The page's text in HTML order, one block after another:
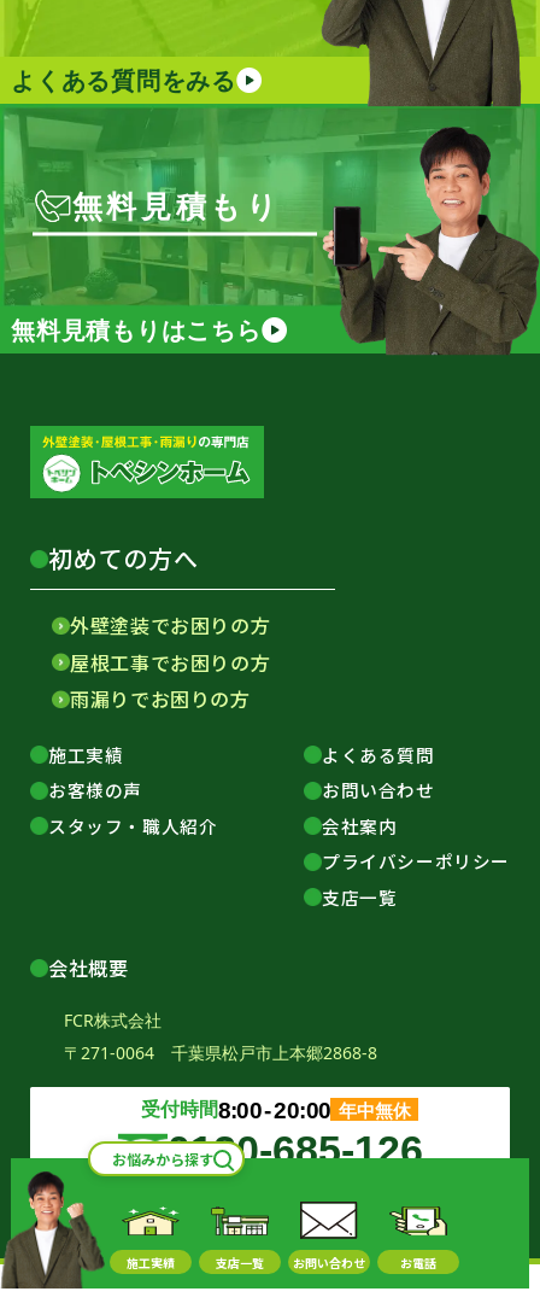
よくある質問をみる
無料見積もり
無料見積もりはこちら
初めての方へ
外壁塗装でお困りの方
屋根工事でお困りの方
雨漏りでお困りの方
施工実績
お客様の声
スタッフ・職人紹介
よくある質問
お問い合わせ
会社案内
プライバシーポリシー
支店一覧
会社概要
FCR株式会社
〒271-0064 千葉県松戸市上本郷2868-8
受付時間8:00‐20:00 年中無休
0120-685-126
Copyright© FCR corporation All rights reserved.
お悩みから探す
施工実績 支店一覧 お問い合わせ お電話